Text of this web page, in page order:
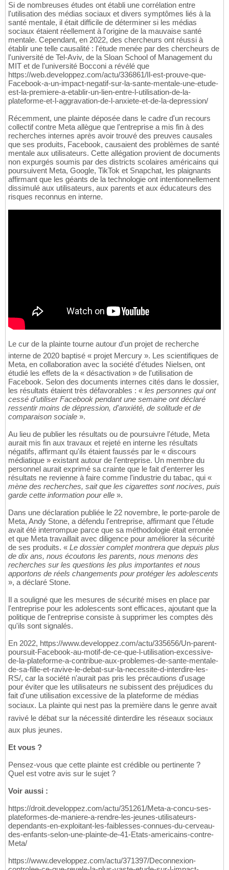
Si de nombreuses études ont établi une corrélation entre
l'utilisation des médias sociaux et divers symptômes liés à la
santé mentale, il était difficile de déterminer si les médias
sociaux étaient réellement à l'origine de la mauvaise santé
mentale. Cependant, en 2022, des chercheurs ont réussi à
établir une telle causalité : l'étude menée par des chercheurs de
l'université de Tel-Aviv, de la Sloan School of Management du
MIT et de l'université Bocconi a révélé que
https://web.developpez.com/actu/336861/Il-est-prouve-que-
Facebook-a-un-impact-negatif-sur-la-sante-mentale-une-etude-
est-la-premiere-a-etablir-un-lien-entre-l-utilisation-de-la-
plateforme-et-l-aggravation-de-l-anxiete-et-de-la-depression/
Récemment, une plainte déposée dans le cadre d'un recours
collectif contre Meta allègue que l'entreprise a mis fin à des
recherches internes après avoir trouvé des preuves causales
que ses produits, Facebook, causaient des problèmes de santé
mentale aux utilisateurs. Cette allégation provient de documents
non expurgés soumis par des districts scolaires américains qui
poursuivent Meta, Google, TikTok et Snapchat, les plaignants
affirmant que les géants de la technologie ont intentionnellement
dissimulé aux utilisateurs, aux parents et aux éducateurs des
risques reconnus en interne.
Le cur de la plainte tourne autour d'un projet de recherche
interne de 2020 baptisé « projet Mercury ». Les scientifiques de
Meta, en collaboration avec la société d'études Nielsen, ont
étudié les effets de la « désactivation » de l'utilisation de
Facebook. Selon des documents internes cités dans le dossier,
les résultats étaient très défavorables : « les personnes qui ont
cessé d'utiliser Facebook pendant une semaine ont déclaré
ressentir moins de dépression, d'anxiété, de solitude et de
comparaison sociale ».
Au lieu de publier les résultats ou de poursuivre l'étude, Meta
aurait mis fin aux travaux et rejeté en interne les résultats
négatifs, affirmant qu'ils étaient faussés par le « discours
médiatique » existant autour de l'entreprise. Un membre du
personnel aurait exprimé sa crainte que le fait d'enterrer les
résultats ne revienne à faire comme l'industrie du tabac, qui «
mène des recherches, sait que les cigarettes sont nocives, puis
garde cette information pour elle ».
Dans une déclaration publiée le 22 novembre, le porte-parole de
Meta, Andy Stone, a défendu l'entreprise, affirmant que l'étude
avait été interrompue parce que sa méthodologie était erronée
et que Meta travaillait avec diligence pour améliorer la sécurité
de ses produits. « Le dossier complet montrera que depuis plus
de dix ans, nous écoutons les parents, nous menons des
recherches sur les questions les plus importantes et nous
apportons de réels changements pour protéger les adolescents
», a déclaré Stone.
Il a souligné que les mesures de sécurité mises en place par
l'entreprise pour les adolescents sont efficaces, ajoutant que la
politique de l'entreprise consiste à supprimer les comptes dès
qu'ils sont signalés.
En 2022, https://www.developpez.com/actu/335656/Un-parent-
poursuit-Facebook-au-motif-de-ce-que-l-utilisation-excessive-
de-la-plateforme-a-contribue-aux-problemes-de-sante-mentale-
de-sa-fille-et-ravive-le-debat-sur-la-necessite-d-interdire-les-
RS/, car la société n'aurait pas pris les précautions d'usage
pour éviter que les utilisateurs ne subissent des préjudices du
fait d'une utilisation excessive de la plateforme de médias
sociaux. La plainte qui nest pas la première dans le genre avait
ravivé le débat sur la nécessité dinterdire les réseaux sociaux
aux plus jeunes.
Et vous ?
Pensez-vous que cette plainte est crédible ou pertinente ?
Quel est votre avis sur le sujet ?
Voir aussi :
https://droit.developpez.com/actu/351261/Meta-a-concu-ses-
plateformes-de-maniere-a-rendre-les-jeunes-utilisateurs-
dependants-en-exploitant-les-faiblesses-connues-du-cerveau-
des-enfants-selon-une-plainte-de-41-Etats-americains-contre-
Meta/
https://www.developpez.com/actu/371397/Deconnexion-